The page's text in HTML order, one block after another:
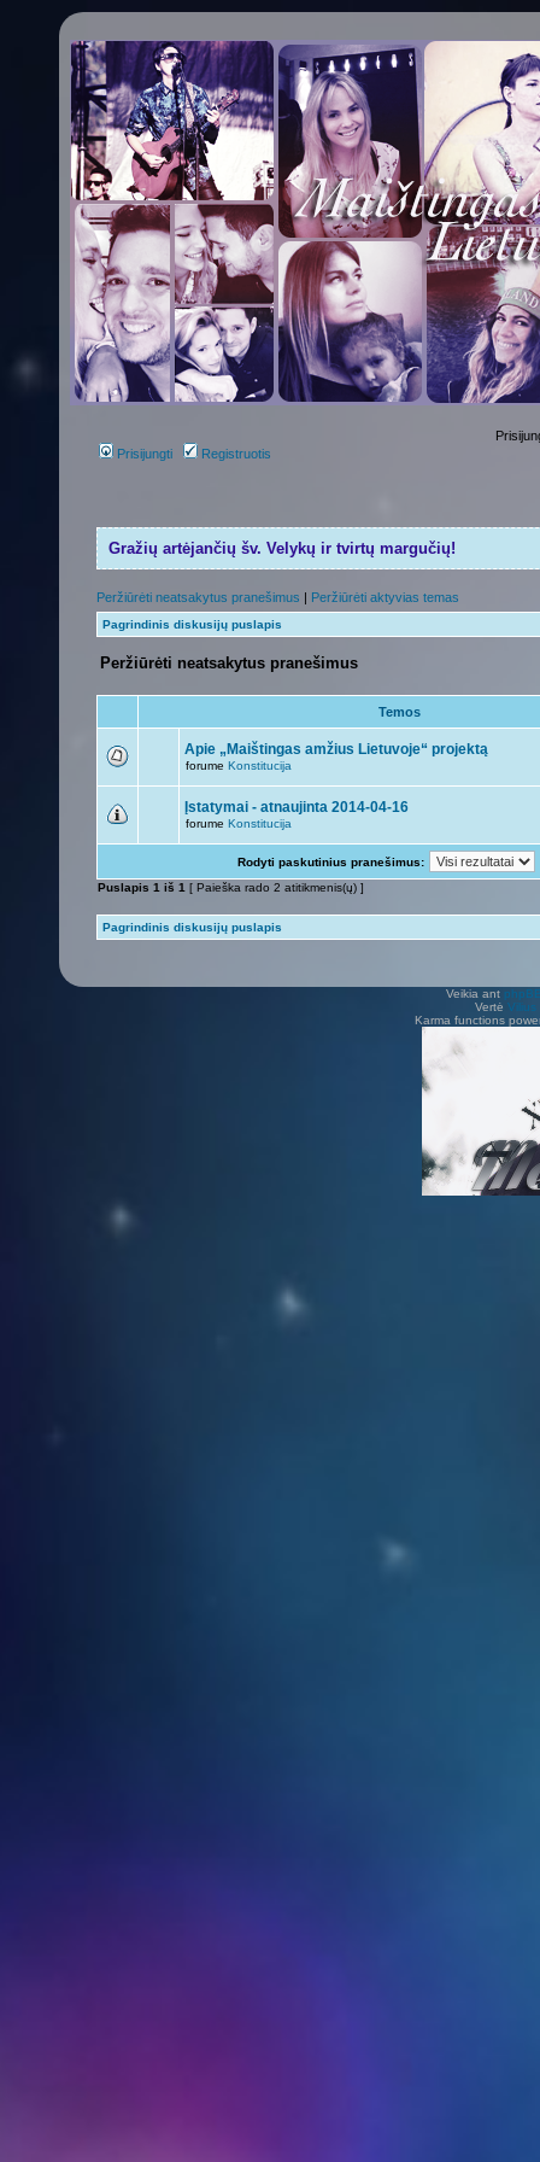
Prisijungti Registruotis
Gražių artėjančių šv. Velykų ir tvirtų margučių!
Peržiūrėti neatsakytus pranešimus | Peržiūrėti aktyvias temas
Pagrindinis diskusijų puslapis
Peržiūrėti neatsakytus pranešimus
Temos
Apie „Maištingas amžius Lietuvoje“ projektą
forume Konstitucija
Įstatymai - atnaujinta 2014-04-16
forume Konstitucija
Rodyti paskutinius pranešimus:
Puslapis 1 iš 1 [ Paieška rado 2 atitikmenis(ų) ]
Pagrindinis diskusijų puslapis
Veikia ant
Vertė Vilius
Karma functions